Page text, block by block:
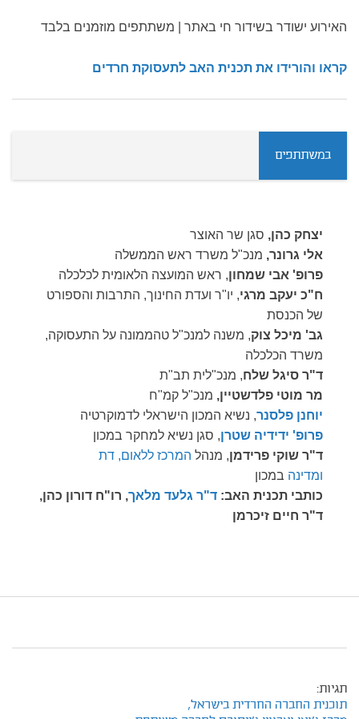
האירוע ישודר בשידור חי באתר | משתתפים מוזמנים בלבד
קראו והורידו את תכנית האב לתעסוקת חרדים
במשתתפים
יצחק כהן, סגן שר האוצר
אלי גרונר, מנכ"ל משרד ראש הממשלה
פרופ' אבי שמחון, ראש המועצה הלאומית לכלכלה
ח"כ יעקב מרגי, יו"ר ועדת החינוך, התרבות והספורט
של הכנסת
גב' מיכל צוק, משנה למנכ"ל טהממונה על התעסוקה,
משרד הכלכלה
ד"ר סיגל שלח, מנכ"לית תב"ת
מר מוטי פלדשטיין, מנכ"ל קמ"ח
יוחנן פלסנר, נשיא המכון הישראלי לדמוקרטיה
פרופ' ידידיה שטרן, סגן נשיא למחקר במכון
ד"ר שוקי פרידמן, מנהל המרכז ללאום, דת
ומדינה במכון
כותבי תכנית האב: ד"ר גלעד מלאך, רו"ח דורון כהן,
ד"ר חיים זיכרמן
תגיות:
תוכנית החברה החרדית בישראל,